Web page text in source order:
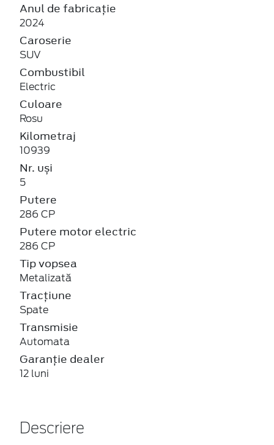
Anul de fabricație
2024
Caroserie
SUV
Combustibil
Electric
Culoare
Rosu
Kilometraj
10939
Nr. uși
5
Putere
286 CP
Putere motor electric
286 CP
Tip vopsea
Metalizată
Tracțiune
Spate
Transmisie
Automata
Garanție dealer
12 luni
Descriere